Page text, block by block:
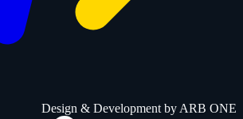
Design & Development by ARB ONE